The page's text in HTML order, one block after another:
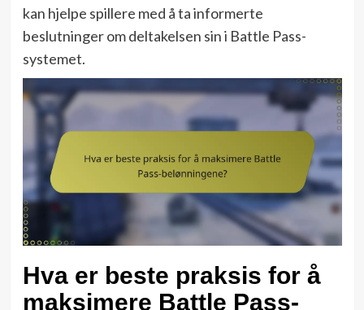
kan hjelpe spillere med å ta informerte
beslutninger om deltakelsen sin i Battle Pass-
systemet.
Hva er beste praksis for å
maksimere Battle Pass-